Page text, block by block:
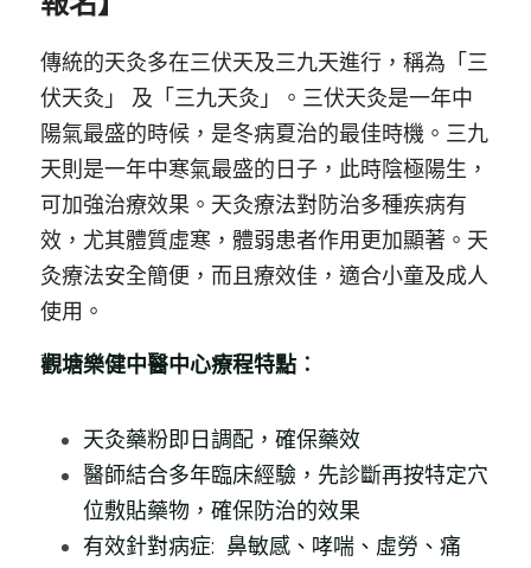
傳統的天灸多在三伏天及三九天進行，稱為 「 三
伏天灸 」 及 「 三九天灸 」
。三伏天灸是一年中
陽氣最盛的時候，是冬病夏治的最佳時機。三九
天則是一年中寒氣最盛的日子，此時陰極陽生，
可加強治療效果。天灸療法對防治多種疾病有
效，尤其體質虛寒，體弱患者作用更加顯著。天
灸療法安全簡便，而且療效佳，適合小童及成人
使用。
觀塘樂健中醫中心療程特點︰
天灸藥粉即日調配，確保藥效
醫師結合多年臨床經驗，先診斷再按特定穴
位敷貼藥物，確保防治的效果
有效針對病症: 鼻敏感 、 哮喘 、 虛勞 、 痛